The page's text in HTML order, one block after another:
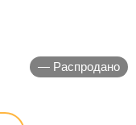
— Распродано